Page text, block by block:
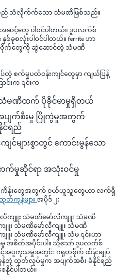
သံလိုက်က်သော သံမဏိဖြစ်သည်။
န် အဆင့်တွေ ပါဝင်ပါတယ်။ ဒူပလက်စ်
နှစ်ခုစလုံးပါဝင်ပါတယ်။ ferrite ဟာ
လိုက်တွေကို ဆွဲဆောင်တဲ့ သံမဏိ
စက်မှုပတ်ဝန်းကျင်တွေမှာ ကျယ်ပြန့်
င်းက ၎င်းက
သံမဏိထက် ပိုခိုင်မာမှုရှိတယ်
ပျက်စီးမှု ပြိုကွဲမှုအတွက်
င်ရည်
င်များစွာတွင် ကောင်းမွန်သော
က်မှုဆိုင်ရာ အသုံးဝင်မှု
ကိန်းတွေအတွက် ဝယ်ယူသူတွေဟာ လက်ရှိ
ကုန်များ အပိုဒ် ၂:
ကျူး သံမဏိမော်လီကျူး သံမဏိ
ျူး သံမဏိမော်လီကျူး သံမဏိ
း သံမဏိမော်လီကျူး သံမ ၎င်းဟာ
အစိတ်အပိုင်းပါ။ သို့သော် ဒူပလက်စ်
အပူကုသမှုအတွင်း ဂရုတစိုက် ထိန်းချုပ်
န်တဲ့ ထုတ်လုပ်မှုက အပျက်အစီး ခံနိုင်ရည်
နိုင်ပါတယ်။